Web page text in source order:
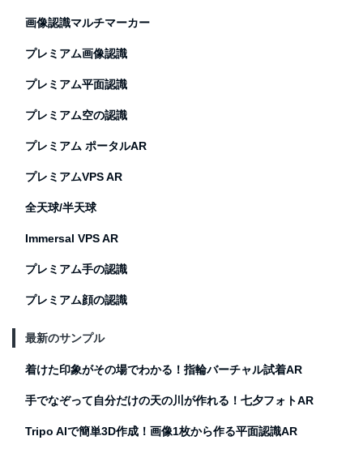
画像認識マルチマーカー
プレミアム画像認識
プレミアム平面認識
プレミアム空の認識
プレミアム ポータルAR
プレミアムVPS AR
全天球/半天球
Immersal VPS AR
プレミアム手の認識
プレミアム顔の認識
最新のサンプル
着けた印象がその場でわかる！指輪バーチャル試着AR
手でなぞって自分だけの天の川が作れる！七夕フォトAR
Tripo AIで簡単3D作成！画像1枚から作る平面認識AR